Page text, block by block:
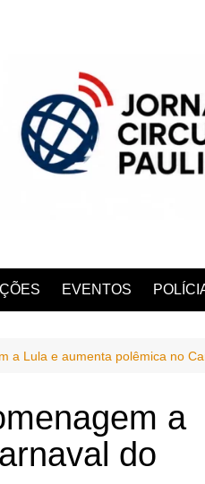
EVENTOS
a Lula e aumenta polêmica no
a
do